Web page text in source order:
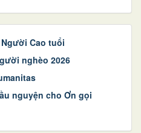
Cao tuổi
nghèo 2026
nguyện cho Ơn gọi